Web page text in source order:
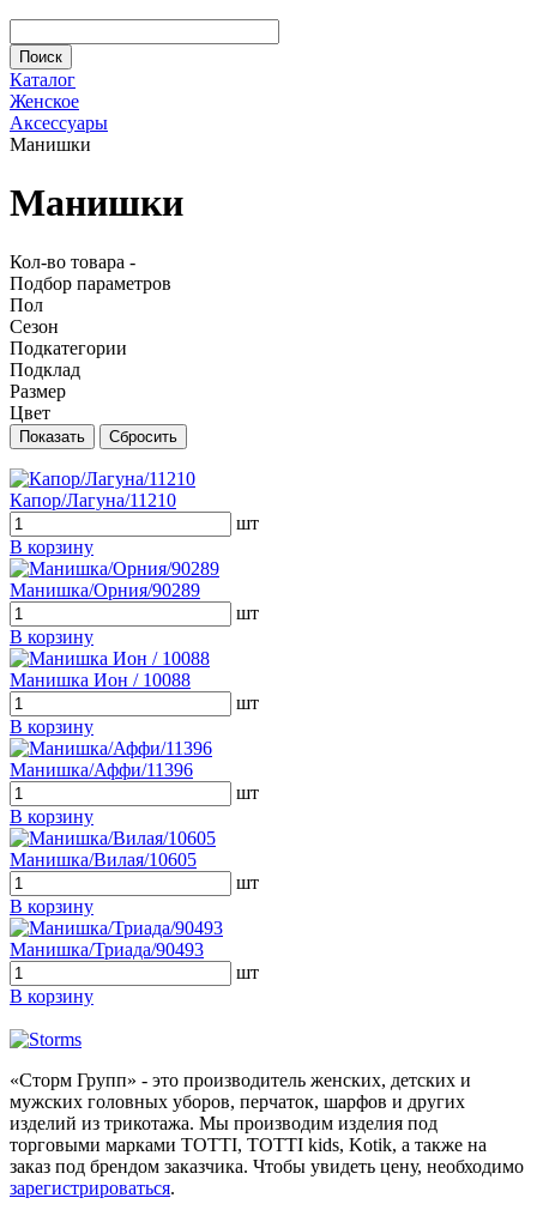
Каталог
Женское
Аксессуары
Манишки
Манишки
Кол-во товара -
Подбор параметров
Пол
Сезон
Подкатегории
Подклад
Размер
Цвет
Капор/Лагуна/11210
шт
В корзину
Манишка/Орния/90289
шт
В корзину
Манишка Ион / 10088
шт
В корзину
Манишка/Аффи/11396
шт
В корзину
Манишка/Вилая/10605
шт
В корзину
Манишка/Триада/90493
шт
В корзину
«Сторм Групп» - это производитель женских, детских и
мужских головных уборов, перчаток, шарфов и других
изделий из трикотажа. Мы производим изделия под
торговыми марками TOTTI, TOTTI kids, Kotik, а также на
заказ под брендом заказчика. Чтобы увидеть цену, необходимо
зарегистрироваться.